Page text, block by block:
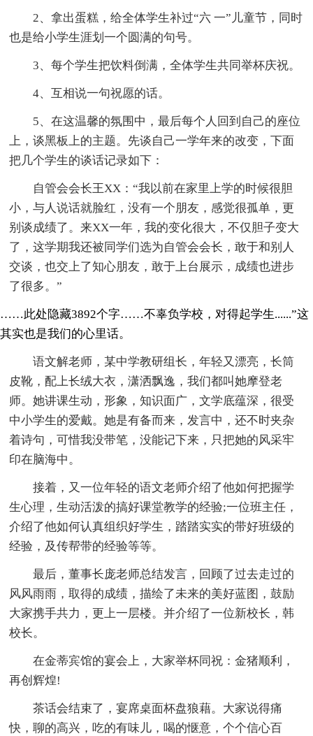
2、拿出蛋糕，给全体学生补过“六 一”儿童节，同时
也是给小学生涯划一个圆满的句号。
3、每个学生把饮料倒满，全体学生共同举杯庆祝。
4、互相说一句祝愿的话。
5、在这温馨的氛围中，最后每个人回到自己的座位
上，谈黑板上的主题。先谈自己一学年来的改变，下面
把几个学生的谈话记录如下：
自管会会长王XX：“我以前在家里上学的时候很胆
小，与人说话就脸红，没有一个朋友，感觉很孤单，更
别谈成绩了。来XX一年，我的变化很大，不仅胆子变大
了，这学期我还被同学们选为自管会会长，敢于和别人
交谈，也交上了知心朋友，敢于上台展示，成绩也进步
了很多。”
……此处隐藏3892个字……不辜负学校，对得起学生......”这
其实也是我们的心里话。
语文解老师，某中学教研组长，年轻又漂亮，长筒
皮靴，配上长绒大衣，潇洒飘逸，我们都叫她摩登老
师。她讲课生动，形象，知识面广，文学底蕴深，很受
中小学生的爱戴。她是有备而来，发言中，还不时夹杂
着诗句，可惜我没带笔，没能记下来，只把她的风采牢
印在脑海中。
接着，又一位年轻的语文老师介绍了他如何把握学
生心理，生动活泼的搞好课堂教学的经验;一位班主任，
介绍了他如何认真组织好学生，踏踏实实的带好班级的
经验，及传帮带的经验等等。
最后，董事长庞老师总结发言，回顾了过去走过的
风风雨雨，取得的成绩，描绘了未来的美好蓝图，鼓励
大家携手共力，更上一层楼。并介绍了一位新校长，韩
校长。
在金蒂宾馆的宴会上，大家举杯同祝：金猪顺利，
再创辉煌!
茶话会结束了，宴席桌面杯盘狼藉。大家说得痛
快，聊的高兴，吃的有味儿，喝的惬意，个个信心百